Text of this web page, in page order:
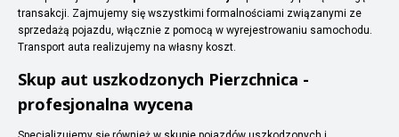
transakcji. Zajmujemy się wszystkimi formalnościami związanymi ze
sprzedażą pojazdu, włącznie z pomocą w wyrejestrowaniu samochodu.
Transport auta realizujemy na własny koszt.
Skup aut uszkodzonych Pierzchnica -
profesjonalna wycena